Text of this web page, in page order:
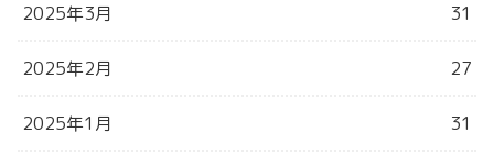
2025年3月 31
2025年2月 27
2025年1月 31